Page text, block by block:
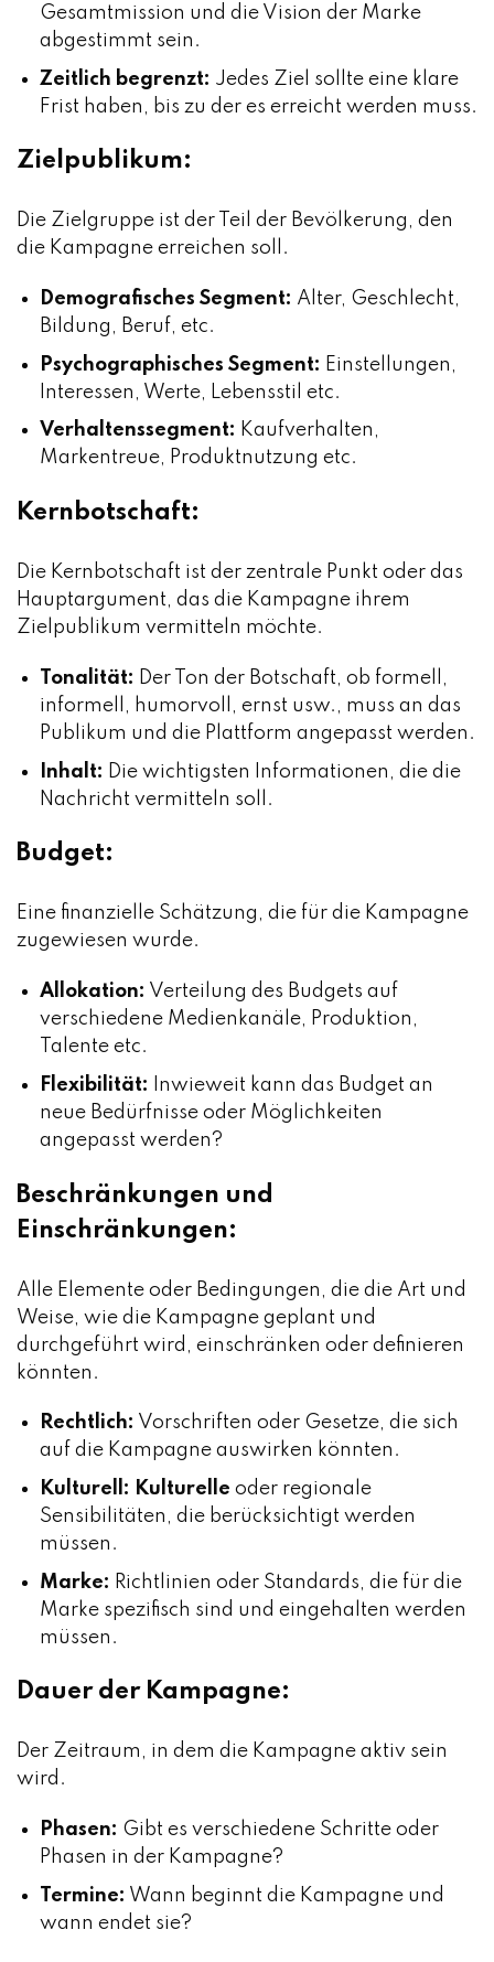
Gesamtmission und die Vision der Marke
abgestimmt sein.
Zeitlich begrenzt: Jedes Ziel sollte eine klare
Frist haben, bis zu der es erreicht werden muss.
Zielpublikum:
Die Zielgruppe ist der Teil der Bevölkerung, den
die Kampagne erreichen soll.
Demografisches Segment: Alter, Geschlecht,
Bildung, Beruf, etc.
Psychographisches Segment: Einstellungen,
Interessen, Werte, Lebensstil etc.
Verhaltenssegment: Kaufverhalten,
Markentreue, Produktnutzung etc.
Kernbotschaft:
Die Kernbotschaft ist der zentrale Punkt oder das
Hauptargument, das die Kampagne ihrem
Zielpublikum vermitteln möchte.
Tonalität: Der Ton der Botschaft, ob formell,
informell, humorvoll, ernst usw., muss an das
Publikum und die Plattform angepasst werden.
Inhalt: Die wichtigsten Informationen, die die
Nachricht vermitteln soll.
Budget:
Eine finanzielle Schätzung, die für die Kampagne
zugewiesen wurde.
Allokation: Verteilung des Budgets auf
verschiedene Medienkanäle, Produktion,
Talente etc.
Flexibilität: Inwieweit kann das Budget an
neue Bedürfnisse oder Möglichkeiten
angepasst werden?
Beschränkungen und
Einschränkungen:
Alle Elemente oder Bedingungen, die die Art und
Weise, wie die Kampagne geplant und
durchgeführt wird, einschränken oder definieren
könnten.
Rechtlich: Vorschriften oder Gesetze, die sich
auf die Kampagne auswirken könnten.
Kulturell: Kulturelle oder regionale
Sensibilitäten, die berücksichtigt werden
müssen.
Marke: Richtlinien oder Standards, die für die
Marke spezifisch sind und eingehalten werden
müssen.
Dauer der Kampagne:
Der Zeitraum, in dem die Kampagne aktiv sein
wird.
Phasen: Gibt es verschiedene Schritte oder
Phasen in der Kampagne?
Termine: Wann beginnt die Kampagne und
wann endet sie?